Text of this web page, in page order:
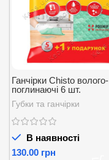
Ганчірки Chisto волого-
поглинаючі 6 шт.
Губки та ганчірки
В наявності
грн